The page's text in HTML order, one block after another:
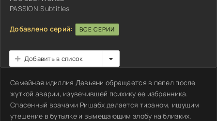
PASSION.Subtitles
Добавлено серий: ВСЕ СЕРИИ
Добавить в список
Семейная идиллия Девьяни обращается в пепел после
жуткой аварии, изувечившей психику ее избранника.
Спасенный врачами Ришабх делается тираном, ищущим
утешение в бутылке и вымещающим злобу на близких.